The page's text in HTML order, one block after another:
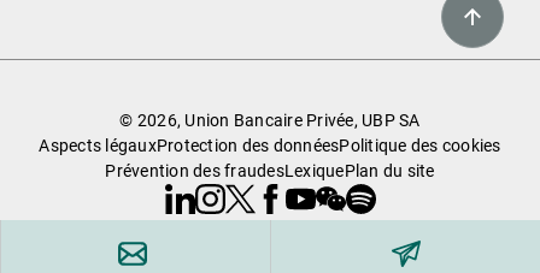
© 2026, Union Bancaire Privée, UBP SA
Aspects légauxProtection des donnéesPolitique des cookies
Prévention des fraudesLexiquePlan du site
Linkedin
Instagram
X Facebook
Youtube
WeChat
Spotify